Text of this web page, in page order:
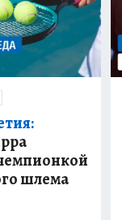
шлема